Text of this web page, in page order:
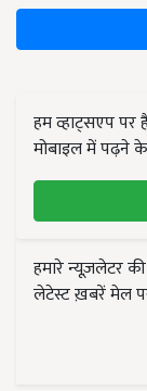
हम व्हाट्सएप
मोबाइल में पढ़ने
हमारे न्यूज़लेटर
लेटेस्ट ख़बरें मेल